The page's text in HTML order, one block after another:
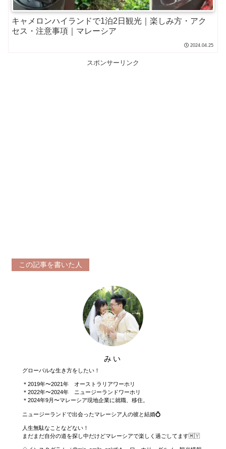
キャメロンハイランドで1泊2日観光｜楽しみ方・アク
セス・注意事項｜マレーシア
2024.04.25
スポンサーリンク
この記事を書いた人
みい
グローバルな生き方をしたい！
＊2019年〜2021年 オーストラリアワーホリ
＊2022年〜2024年 ニュージーランドワーホリ
＊2024年9月〜マレーシア現地企業に就職、移住。
ニュージーランドで出会ったマレーシア人の彼と結婚💍
人生無駄なことなどない！
まだまだ自分の道を探し中だけどマレーシアで楽しく過ごしてます🇲🇾